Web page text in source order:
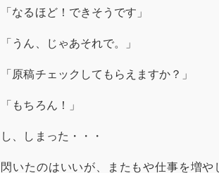
「なるほど！できそうです」
「うん、じゃあそれで。」
「原稿チェックしてもらえますか？」
「もちろん！」
し、しまった・・・
閃いたのはいいが、またもや仕事を増